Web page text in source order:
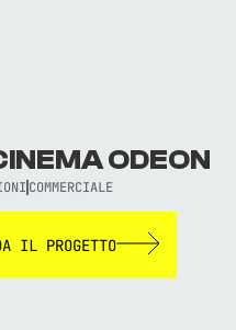
ODEON
COMMERCIALE
IL PROGETTO